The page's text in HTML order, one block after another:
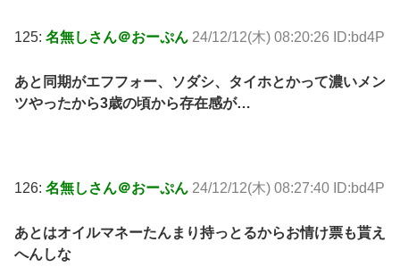
125: 名無しさん＠おーぷん 24/12/12(木) 08:20:26 ID:bd4P
あと同期がエフフォー、ソダシ、タイホとかって濃いメン
ツやったから3歳の頃から存在感が…
126: 名無しさん＠おーぷん 24/12/12(木) 08:27:40 ID:bd4P
あとはオイルマネーたんまり持っとるからお情け票も貰え
へんしな